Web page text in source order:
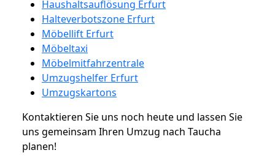
Haushaltsauflösung Erfurt
Halteverbotszone Erfurt
Möbellift Erfurt
Möbeltaxi
Möbelmitfahrzentrale
Umzugshelfer Erfurt
Umzugskartons
Kontaktieren Sie uns noch heute und lassen Sie
uns gemeinsam Ihren Umzug nach Taucha
planen!